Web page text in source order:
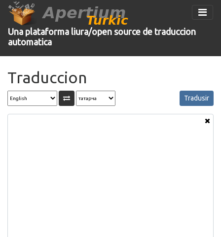
Turkic
Apertium
Una plataforma liura/open source de traduccion
automatica
Traduccion
Tradusir